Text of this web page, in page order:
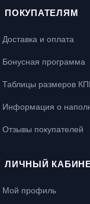
ПОКУПАТЕЛЯМ
Доставка и оплата
Бонусная программа
Таблицы размеров
Информация о
Отзывы покупателей
ЛИЧНЫЙ
Мой профиль